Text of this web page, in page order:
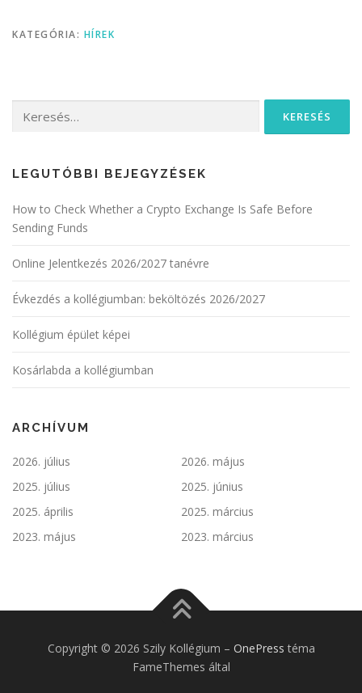
KATEGÓRIA: HÍREK
LEGUTÓBBI BEJEGYZÉSEK
How to Check Whether a Crypto Exchange Is Safe Before
Sending Funds
Online Jelentkezés 2026/2027 tanévre
Évkezdés a kollégiumban: beköltözés 2026/2027
Kollégium épület képei
Kosárlabda a kollégiumban
ARCHÍVUM
2026. július
2026. május
2025. július
2025. június
2025. április
2025. március
2023. május
2023. március
Copyright © 2026 Szily Kollégium – OnePress téma
FameThemes által